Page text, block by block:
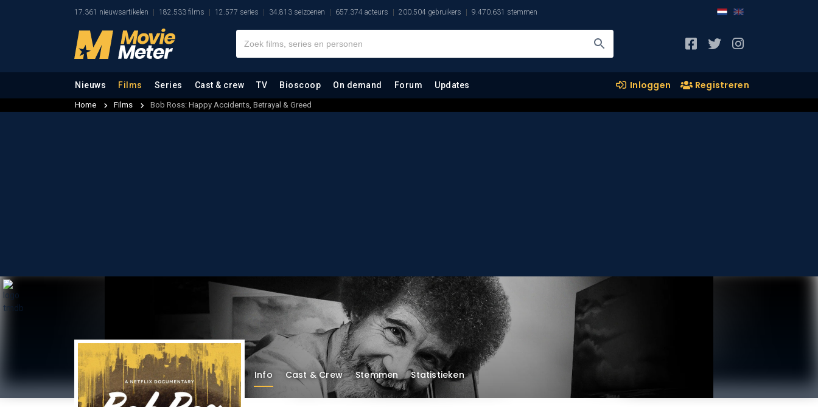
17.361 nieuwsartikelen 182.533 films 12.577 series 34.813 seizoenen 657.374 acteurs 200.504 gebruikers 9.470.631 stemmen
Nieuws Films Series Cast & crew TV Bioscoop On demand Forum Updates Inloggen Registreren
Home Films Bob Ross: Happy Accidents, Betrayal & Greed
Info Cast & Crew Stemmen Statistieken